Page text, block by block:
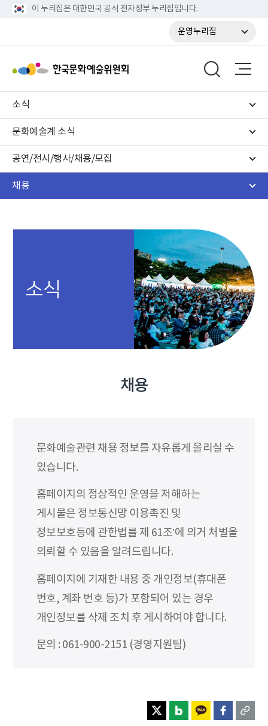
이 누리집은 대한민국 공식 전자정부 누리집입니다.
운영누리집
소식
문화예술계 소식
공연/전시/행사/채용/모집
채용
소식
채용
문화예술관련 채용 정보를 자유롭게 올리실 수
있습니다.
홈페이지의 정상적인 운영을 저해하는
게시물은 정보통신망 이용촉진 및
정보보호등에 관한법률 제 61조’에 의거 처벌을
의뢰할 수 있음을 알려드립니다.
홈페이지에 기재한 내용 중 개인정보(휴대폰
번호, 계좌 번호 등)가 포함되어 있는 경우
개인정보를 삭제 조치 후 게시하여야 합니다.
문의 : 061-900-2151 (경영지원팀)